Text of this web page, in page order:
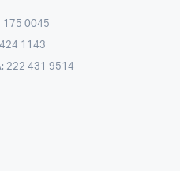
175 0045
424 1143
222 431 9514